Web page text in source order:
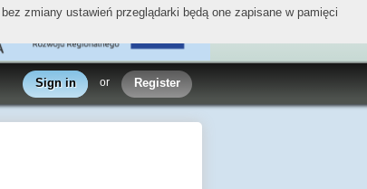
Sign in or Register
zmiany ustawień przeglądarki będą one zapisane w pamięci